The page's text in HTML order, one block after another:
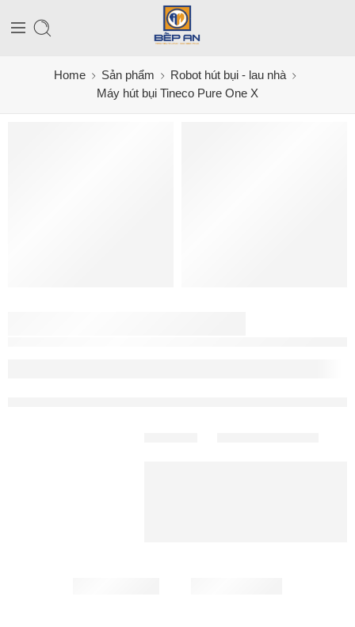
Home Sản phẩm
Robot hút bụi - lau nhà
Máy hút bụi Tineco Pure One X